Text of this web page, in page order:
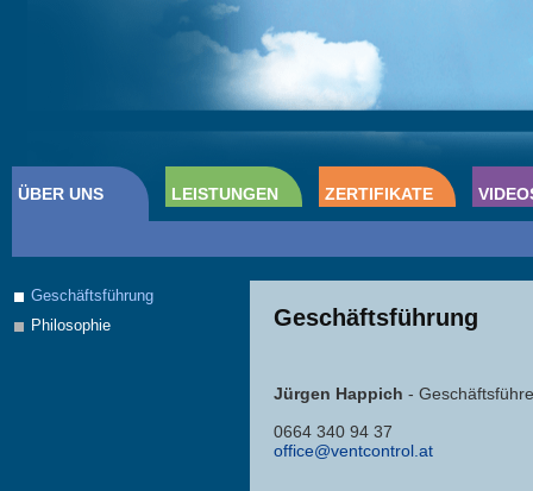
ÜBER UNS LEISTUNGEN ZERTIFIKATE
Geschäftsführung
Philosophie
Geschäftsführung
Jürgen Happich -
0664 340 94 37
office@ventcontrol.at